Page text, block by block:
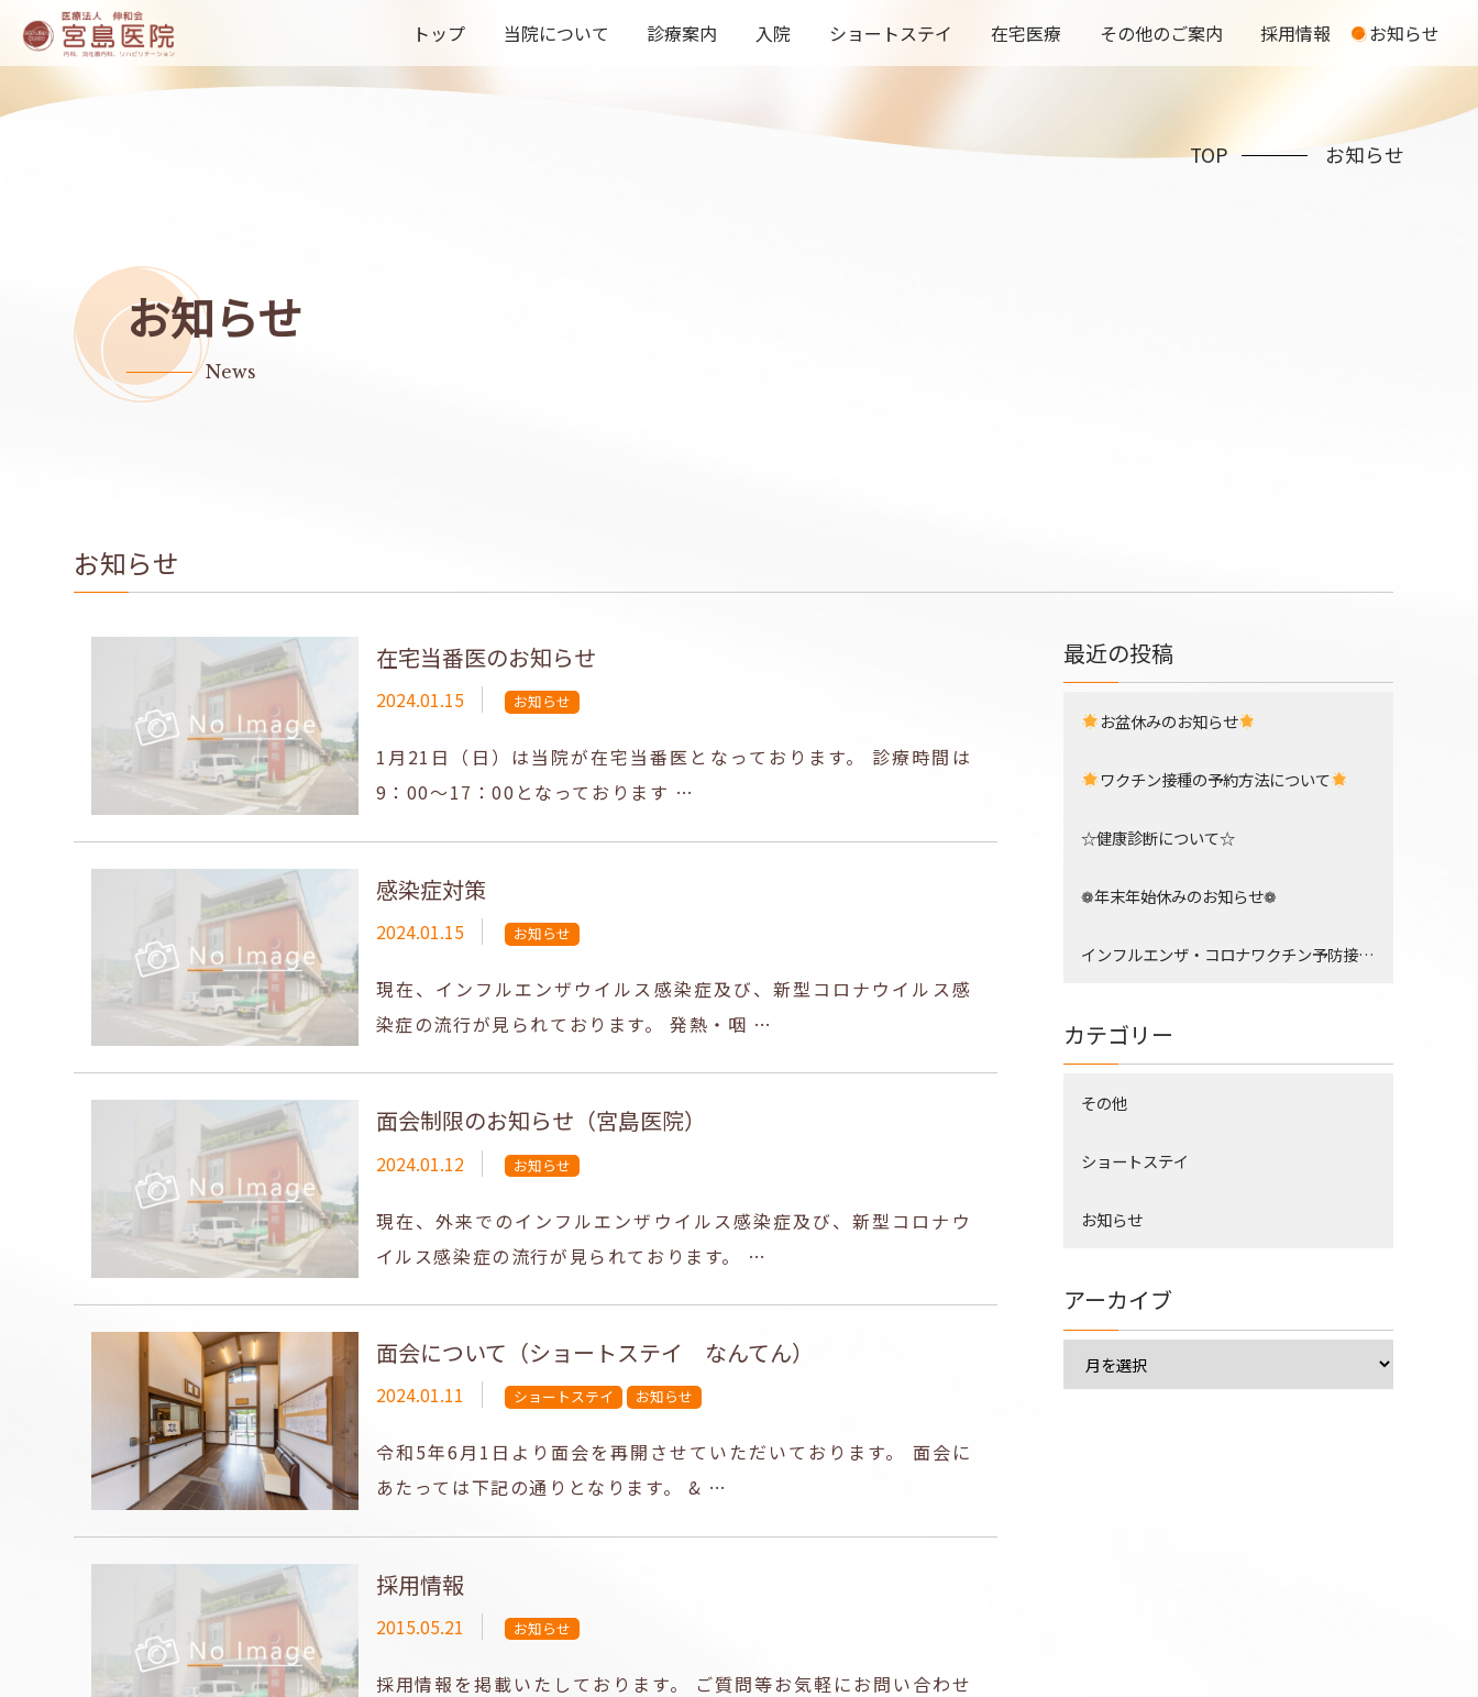
トップ 当院について 診療案内 入院 ショートステイ 在宅医療 その他のご案内 採用情報 お知らせ
TOP お知らせ
お知らせ
News
お知らせ
在宅当番医のお知らせ
2024.01.15 お知らせ
1月21日（日）は当院が在宅当番医となっております。 診療時間は
9：00～17：00となっております …
感染症対策
2024.01.15 お知らせ
現在、インフルエンザウイルス感染症及び、新型コロナウイルス感
染症の流行が見られております。 発熱・咽 …
面会制限のお知らせ（宮島医院）
2024.01.12 お知らせ
現在、外来でのインフルエンザウイルス感染症及び、新型コロナウ
イルス感染症の流行が見られております。 …
面会について（ショートステイ なんてん）
2024.01.11 ショートステイ お知らせ
令和5年6月1日より面会を再開させていただいております。 面会に
あたっては下記の通りとなります。 & …
採用情報
2015.05.21 お知らせ
採用情報を掲載いたしております。 ご質問等お気軽にお問い合わせ
最近の投稿
お盆休みのお知らせ
ワクチン接種の予約方法について
☆健康診断について☆
❁年末年始休みのお知らせ❁
インフルエンザ・コロナワクチン予防接種について
カテゴリー
その他
ショートステイ
お知らせ
アーカイブ